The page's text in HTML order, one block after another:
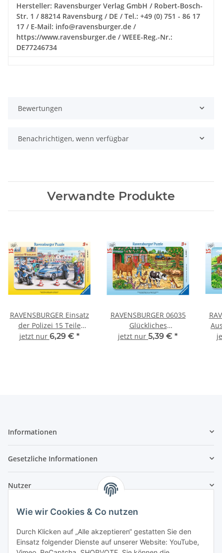
Wie wir Cookies & Co nutzen
Durch Klicken auf „Alle akzeptieren“ gestatten Sie den
Einsatz folgender Dienste auf unserer Website: YouTube,
Hersteller: Ravensburger Verlag GmbH / Robert-Bosch-
Str. 1 / 88214 Ravensburg / DE / Tel.: +49 (0) 751 - 86 17
17 / E-Mail: info@ravensburger.de /
https://www.ravensburger.de / WEEE-Reg.-Nr.:
DE77246734
Bewertungen
Benachrichtigen, wenn verfügbar
Verwandte Produkte
RAVENSBURGER Einsatz
der Polizei 15 Teile
06037
jetzt nur 6,29 € *
RAVENSBURGER 06035
Glückliches
Bauernhofleben 15 Teile
jetzt nur 5,39 € *
Informationen
Gesetzliche Informationen
Nutzer